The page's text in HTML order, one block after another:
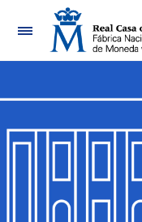
Show/Hide
Show/Hide